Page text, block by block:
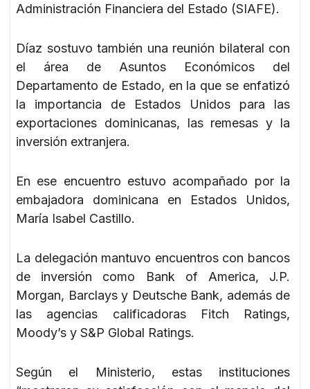
Administración Financiera del Estado (SIAFE).
Díaz sostuvo también una reunión bilateral con
el área de Asuntos Económicos del
Departamento de Estado, en la que se enfatizó
la importancia de Estados Unidos para las
exportaciones dominicanas, las remesas y la
inversión extranjera.
En ese encuentro estuvo acompañado por la
embajadora dominicana en Estados Unidos,
María Isabel Castillo.
La delegación mantuvo encuentros con bancos
de inversión como Bank of America, J.P.
Morgan, Barclays y Deutsche Bank, además de
las agencias calificadoras Fitch Ratings,
Moody’s y S&P Global Ratings.
Según el Ministerio, estas instituciones